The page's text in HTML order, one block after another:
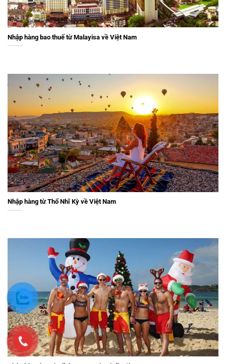
Nhập hàng bao thuế từ Malayisa về Việt Nam
Nhập hàng từ Thổ Nhĩ Kỳ về Việt Nam